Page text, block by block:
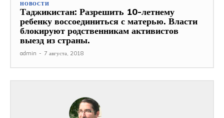
НОВОСТИ
Таджикистан: Разрешить 10-летнему
ребенку воссоединиться с матерью. Власти
блокируют родственникам активистов
выезд из страны.
admin - 7 августа, 2018